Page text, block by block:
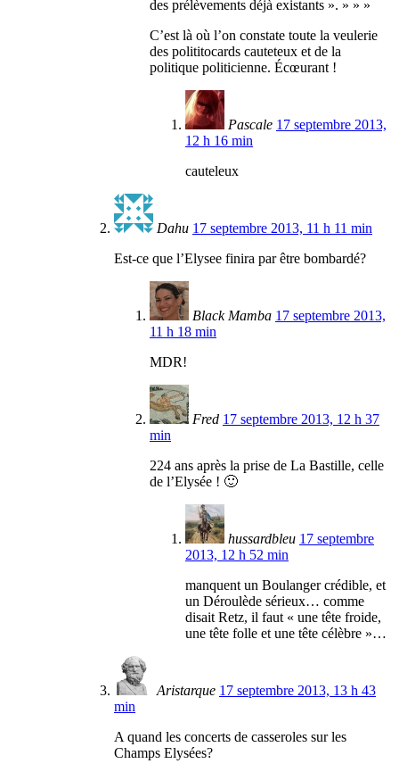
des prélèvements déjà existants ». » » »
C’est là où l’on constate toute la veulerie
des polititocards cauteteux et de la
politique politicienne. Écœurant !
Pascale 17 septembre 2013,
12 h 16 min
cauteleux
Dahu 17 septembre 2013, 11 h 11 min
Est-ce que l’Elysee finira par être bombardé?
Black Mamba 17 septembre 2013,
11 h 18 min
MDR!
Fred 17 septembre 2013, 12 h 37
min
224 ans après la prise de La Bastille, celle
de l’Elysée ! 🙂
hussardbleu 17 septembre
2013, 12 h 52 min
manquent un Boulanger crédible, et
un Déroulède sérieux… comme
disait Retz, il faut « une tête froide,
une tête folle et une tête célèbre »…
Aristarque 17 septembre 2013, 13 h 43
min
A quand les concerts de casseroles sur les
Champs Elysées?